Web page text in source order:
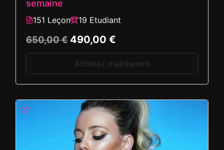
semaine
151 Leçon 19 Etudiant
650,00 € 490,00 €
Achetez maintenant